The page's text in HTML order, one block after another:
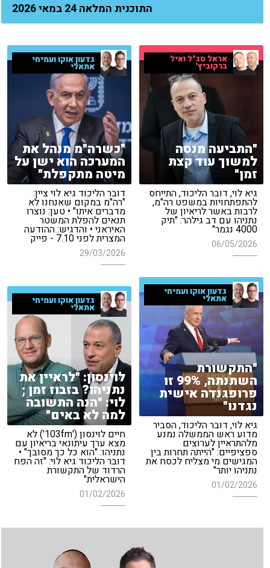
התוכנית המלאה 24 במאי 2026
אראל סג"ל ואיל
ברקוביץ'
"התביעה מנסה
למשוך עוד קצת
זמן"
גיא לוי, דובר הליכוד, התייחס
להתפתחויות במשפט רה"מ,
לרבות באשר לריאיון של
נתניהו עם דב גילהר: "תיק
4000 נגמר"
06/05/2026
גדעון אוקו ועמיחי
אתאלי
"כשרה"מ מנהל את
המערכה הוא ישן על
מיטה מתקפלת"
דובר הליכוד גיא לוי ציין:
"רה"מ במקום שאנחנו לא
מדברים איתו" • טען: נוצרו
תנאים להפלת המשטר
האיראני • והדגיש: ההודעה
המצרית לפני 7.10 - פייק
29/03/2026
גדעון אוקו ועמיחי
אתאלי
"התקשורת
השתנתה, 99% זו
פרופגנדה אישית
נגדנו"
גיא לוי, דובר הליכוד, הסביר
מדוע ראש הממשלה נמנע
מלהתראיין לערוצים
ספציפיים: "הייתה תחרות בין
המגישים מי מצליח לכסח את
נתניהו יותר"
01/02/2026
גדעון אוקו ועמיחי
אתאלי
לוינסון: "לראיין את
נתניהו? בזבוז זמן ;
לוי: "הנה התשובה
למה לא באים"
חיים לוינסון ('103fm') לא
מצא ערך עיתונאי בריאיון עם
נתניהו: "הוא כל כך מסובך" •
דובר הליכוד גיא לוי: "זה הפח
הרדוד של התקשורת
הישראלית"
01/02/2026